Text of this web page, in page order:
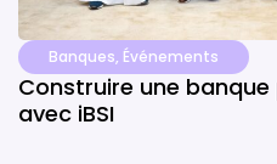
Banques, Événements
Construire une
avec iBSI